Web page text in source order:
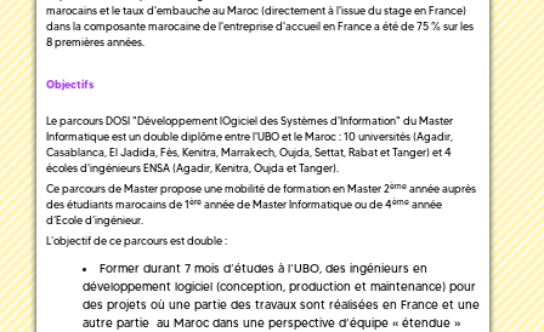
marocains et le taux d'embauche au Maroc (directement à l'issue du stage en France)
dans la composante marocaine de l'entreprise d'accueil en France a été de 75 % sur les
8 premières années.
Objectifs
Le parcours DOSI "Développement lOgiciel des Systèmes d'Information" du Master
Informatique est un double diplôme entre l'UBO et le Maroc : 10 universités (Agadir,
Casablanca, El Jadida, Fès, Kenitra, Marrakech, Oujda, Settat, Rabat et Tanger) et 4
écoles d'ingénieurs ENSA (Agadir, Kenitra, Oujda et Tanger).
Ce parcours de Master propose une mobilité de formation en Master 2ème année auprès
des étudiants marocains de 1ère année de Master Informatique ou de 4ème année
d’Ecole d’ingénieur.
L’objectif de ce parcours est double :
Former durant 7 mois d’études à l’UBO, des ingénieurs en
développement logiciel (conception, production et maintenance) pour
des projets où une partie des travaux sont réalisées en France et une
autre partie au Maroc dans une perspective d’équipe « étendue »